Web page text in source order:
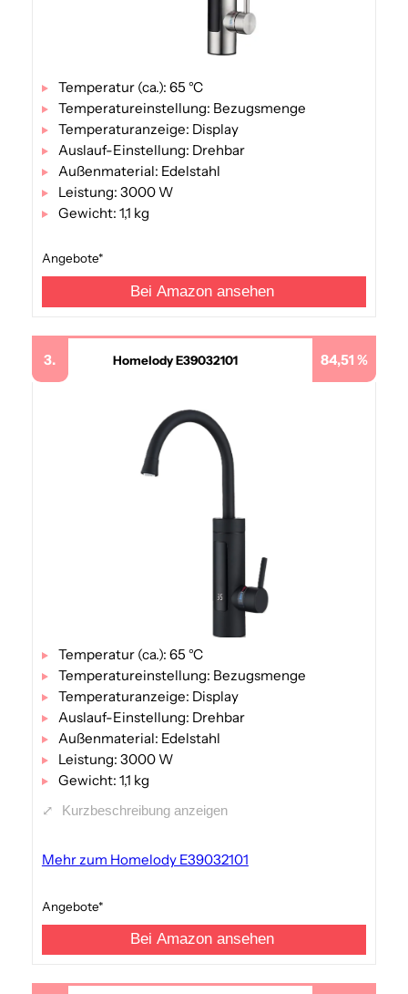
Temperatur (ca.): 65 °C
Temperatureinstellung: Bezugsmenge
Temperaturanzeige: Display
Auslauf-Einstellung: Drehbar
Außenmaterial: Edelstahl
Leistung: 3000 W
Gewicht: 1,1 kg
Angebote*
Bei Amazon ansehen
3. Homelody E39032101 84,51 %
Temperatur (ca.): 65 °C
Temperatureinstellung: Bezugsmenge
Temperaturanzeige: Display
Auslauf-Einstellung: Drehbar
Außenmaterial: Edelstahl
Leistung: 3000 W
Gewicht: 1,1 kg
⤢ Kurzbeschreibung anzeigen
Mehr zum Homelody E39032101
Angebote*
Bei Amazon ansehen